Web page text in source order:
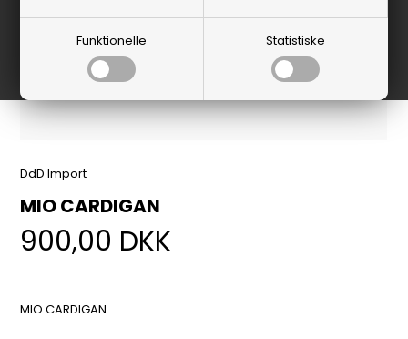
Funktionelle Statistiske
DdD Import
MIO CARDIGAN
900,00 DKK
MIO CARDIGAN